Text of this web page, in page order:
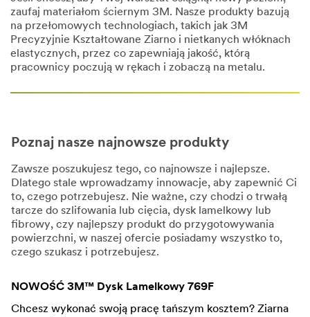
zaufaj materiałom ściernym 3M. Nasze produkty bazują
na przełomowych technologiach, takich jak 3M
Precyzyjnie Kształtowane Ziarno i nietkanych włóknach
elastycznych, przez co zapewniają jakość, którą
pracownicy poczują w rękach i zobaczą na metalu.
Poznaj nasze najnowsze produkty
Zawsze poszukujesz tego, co najnowsze i najlepsze.
Dlatego stale wprowadzamy innowacje, aby zapewnić Ci
to, czego potrzebujesz. Nie ważne, czy chodzi o trwałą
tarcze do szlifowania lub cięcia, dysk lamelkowy lub
fibrowy, czy najlepszy produkt do przygotowywania
powierzchni, w naszej ofercie posiadamy wszystko to,
czego szukasz i potrzebujesz.
NOWOŚĆ 3M™ Dysk Lamelkowy 769F
Chcesz wykonać swoją pracę tańszym kosztem? Ziarna